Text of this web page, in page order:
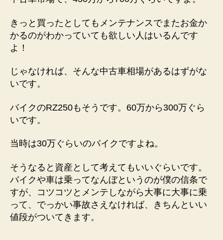
きっと買ったとしてもメンテナンスでまたお金か
かるのがわかっていても欲しい人はいるんです
よ！
じゃなければ、そんな中古車相場があるはずがな
いです。
バイクのRZ250もそうです。60万から300万ぐら
いです。
当時は30万ぐらいのバイクですよね。
そうなると資産として考えてもいいぐらいです。
バイクや車は乗ってなんぼというのが僕の信条で
すが、コツコツとメンテしながら大事に大事に乗
って、でっかい事故さえなければ、きちんといい
値段がついてきます。